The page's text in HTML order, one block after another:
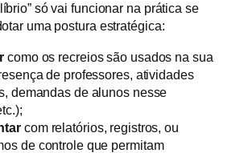
só vai funcionar na prática se
uma postura estratégica:
como os recreios são usados na sua
de professores, atividades
demandas de alunos nesse
com relatórios, registros, ou
de controle que permitam